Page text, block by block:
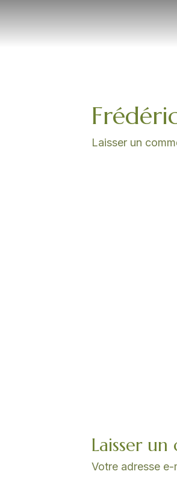
Laisser un
Laisser
Votre adresse e-